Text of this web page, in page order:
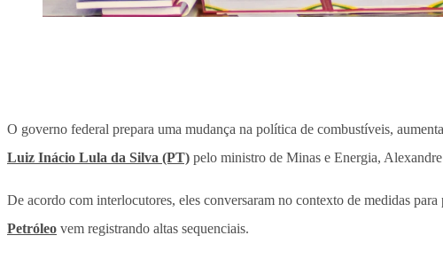
O governo federal prepara uma mudança na política de combustíveis,
Luiz Inácio Lula da Silva (PT) pelo ministro de Minas e Energia,
De acordo com interlocutores, eles conversaram no contexto de medidas
Petróleo vem registrando altas sequenciais.